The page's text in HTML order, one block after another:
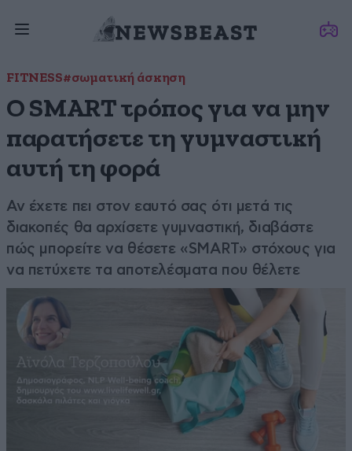
FITNESS#σωματική άσκηση
Ο SMART τρόπος για να μην
παρατήσετε τη γυμναστική
αυτή τη φορά
Αν έχετε πει στον εαυτό σας ότι μετά τις
διακοπές θα αρχίσετε γυμναστική, διαβάστε
πώς μπορείτε να θέσετε «SMART» στόχους για
να πετύχετε τα αποτελέσματα που θέλετε